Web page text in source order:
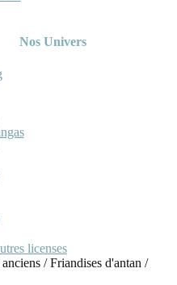
Nos Univers
licenses
/ Friandises d'antan /